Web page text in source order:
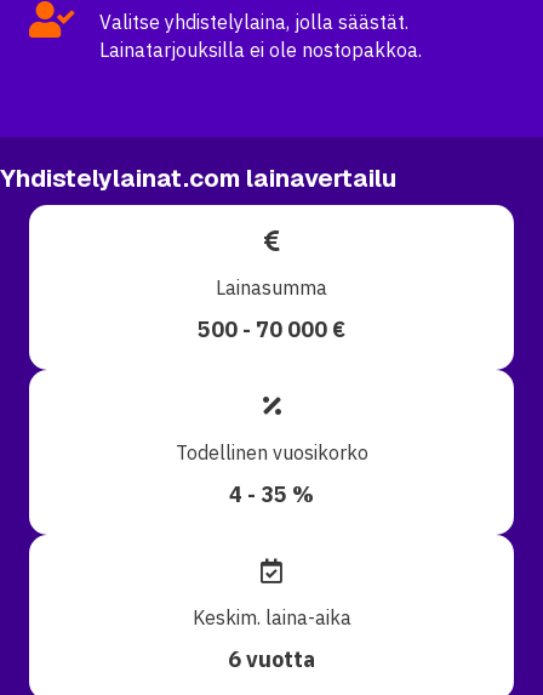
Valitse yhdistelylaina, jolla säästät.
Lainatarjouksilla ei ole nostopakkoa.
Yhdistelylainat.com lainavertailu
Lainasumma
500 - 70 000 €
Todellinen vuosikorko
4 - 35 %
Keskim. laina-aika
6 vuotta